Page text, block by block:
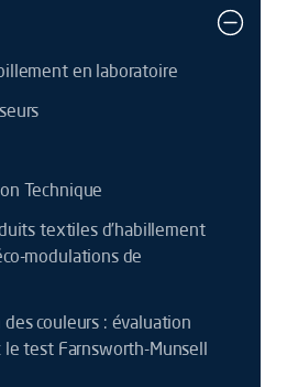
en laboratoire
Technique
textiles d’habillement
modulations de
couleurs : évaluation
test Farnsworth-Munsell